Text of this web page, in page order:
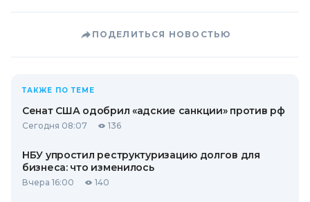
ПОДЕЛИТЬСЯ НОВОСТЬЮ
ТАКЖЕ ПО ТЕМЕ
Сенат США одобрил «адские санкции» против рф
Сегодня 08:07 136
НБУ упростил реструктуризацию долгов для
бизнеса: что изменилось
Вчера 16:00 140